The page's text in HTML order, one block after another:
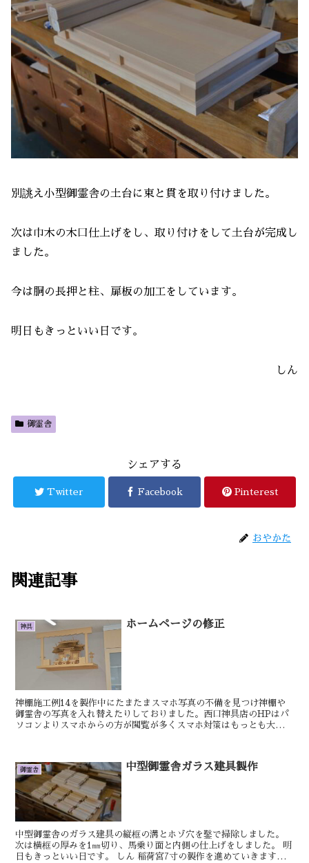
別誂え小型御霊舎の土台に束と貫を取り付けました。
次は巾木の木口仕上げをし、取り付けをして土台が完成し
ました。
今は胴の長押と柱、扉板の加工をしています。
明日もきっといい日です。
しん
御霊舎
シェアする
Twitter Facebook Pinterest
おやかた
関連記事
神具 ホームページの修正
神棚施工例14を製作中にたまたまスマホ写真の不備を見つけ神棚や
御霊舎の写真を入れ替えたりしておりました。西口神具店のHPはパ
ソコンよりスマホからの方が閲覧が多くスマホ対策はもっとも大切な
御霊舎 中型御霊舎ガラス建具製作
中型御霊舎のガラス建具の縦框の溝とホゾ穴を鑿で掃除しました。
次は横框の厚みを1㎜切り、馬乗り面と内側の仕上げをしました。 明
日もきっといい日です。 しん 稲荷宮7寸の製作を進めていきます。